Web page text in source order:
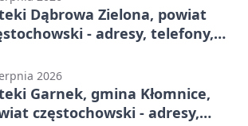
Dąbrowa Zielona, powiat
- adresy, telefony,
2026
Garnek, gmina Kłomnice,
częstochowski - adresy,